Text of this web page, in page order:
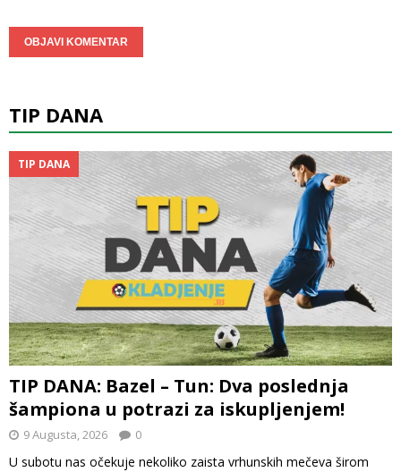
TIP DANA
TIP DANA
TIP DANA: Bazel – Tun: Dva poslednja
šampiona u potrazi za iskupljenjem!
9 Augusta, 2026 0
U subotu nas očekuje nekoliko zaista vrhunskih mečeva širom